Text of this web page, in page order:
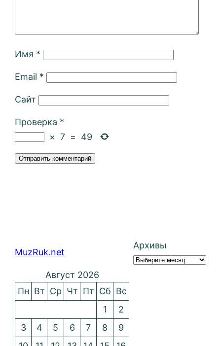
Имя *
Email *
Сайт
Проверка *
× 7 = 49
MuzRuk.net
Архивы
Август 2026
Пн Вт Ср Чт Пт Сб Вс
1
2
3
4 5 6 7 8
9